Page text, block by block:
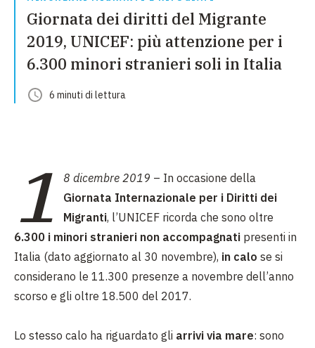
Giornata dei diritti del Migrante
2019, UNICEF: più attenzione per i
6.300 minori stranieri soli in Italia
6 minuti di lettura
1 8 dicembre 2019 – In occasione della
Giornata Internazionale per i Diritti dei
Migranti, l’UNICEF ricorda che sono oltre
6.300 i minori stranieri non accompagnati presenti in
Italia (dato aggiornato al 30 novembre), in calo se si
considerano le 11.300 presenze a novembre dell’anno
scorso e gli oltre 18.500 del 2017.
Lo stesso calo ha riguardato gli arrivi via mare: sono